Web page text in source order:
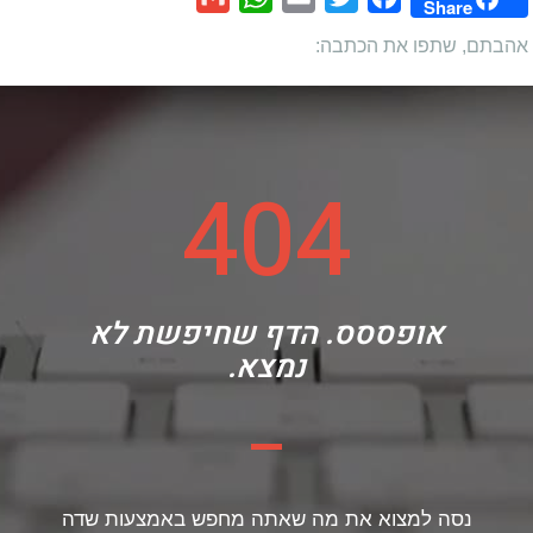
Share
אהבתם, שתפו את הכתבה:
404
אופססס. הדף שחיפשת לא
נמצא.
נסה למצוא את מה שאתה מחפש באמצעות שדה